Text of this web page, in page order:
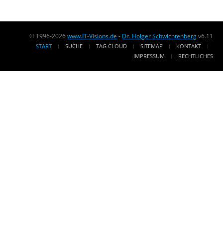
© 1996-2026www.IT-Visions.de - Dr. Holger Schwichtenbergv6.11
START SUCHE TAG CLOUD SITEMAP
KONTAKT
IMPRESSUM
RECHTLICHES